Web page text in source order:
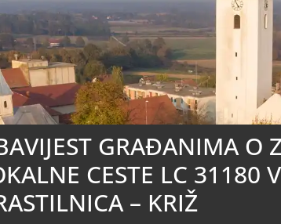
GRAĐANIMA O
CESTE LC 31180
– KRIŽ